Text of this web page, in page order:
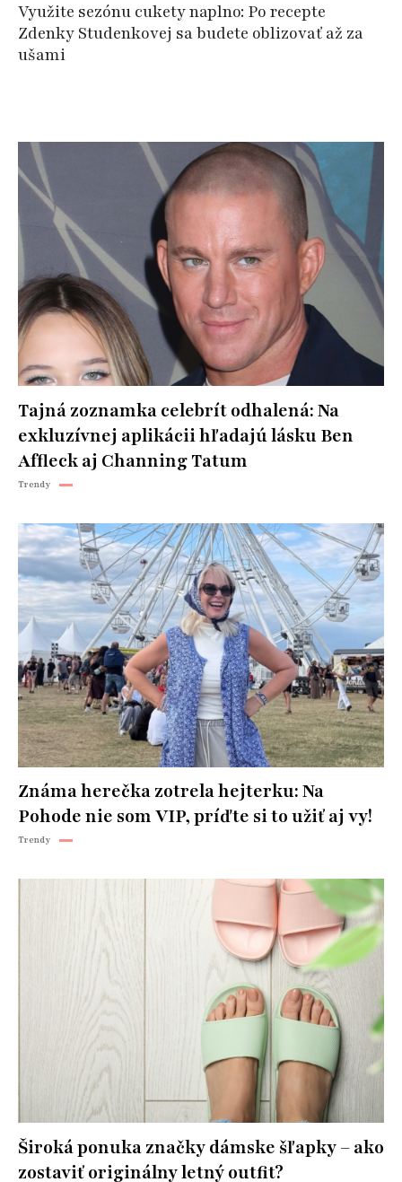
Využite sezónu cukety naplno: Po recepte
Zdenky Studenkovej sa budete oblizovať až za
ušami
Tajná zoznamka celebrít odhalená: Na
exkluzívnej aplikácii hľadajú lásku Ben
Affleck aj Channing Tatum
Trendy
Známa herečka zotrela hejterku: Na
Pohode nie som VIP, príďte si to užiť aj vy!
Trendy
Široká ponuka značky dámske šľapky – ako
zostaviť originálny letný outfit?